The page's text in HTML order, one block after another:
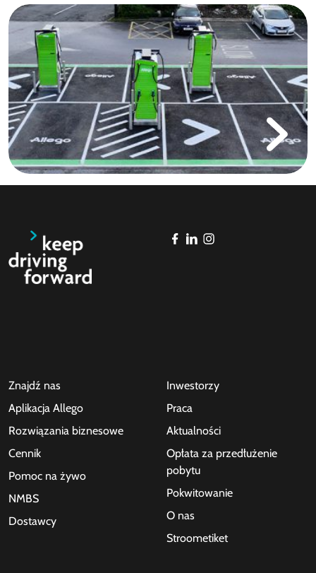
Znajdź nas
Aplikacja Allego
Rozwiązania biznesowe
Cennik
Pomoc na żywo
NMBS
Dostawcy
Inwestorzy
Praca
Aktualności
Opłata za przedłużenie
pobytu
Pokwitowanie
O nas
Stroometiket